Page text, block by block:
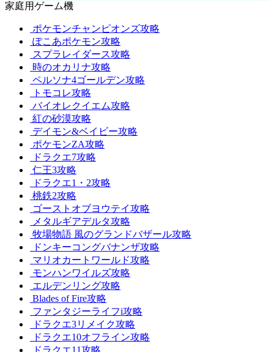
家庭用ゲーム機
ポケモンチャンピオンズ攻略
ぽこあポケモン攻略
スプラレイダース攻略
時のオカリナ攻略
ペルソナ4ゴールデン攻略
トモコレ攻略
バイオレクイエム攻略
紅の砂漠攻略
デイモン&ベイビー攻略
ポケモンZA攻略
ドラクエ7攻略
仁王3攻略
ドラクエ1・2攻略
桃鉄2攻略
ゴーストオブヨウテイ攻略
メタルギアデルタ攻略
牧場物語 風のグランドバザール攻略
ドンキーコングバナンザ攻略
マリオカートワールド攻略
モンハンワイルズ攻略
エルデンリング攻略
Blades of Fire攻略
ファンタジーライフi攻略
ドラクエ3リメイク攻略
ドラクエ10オフライン攻略